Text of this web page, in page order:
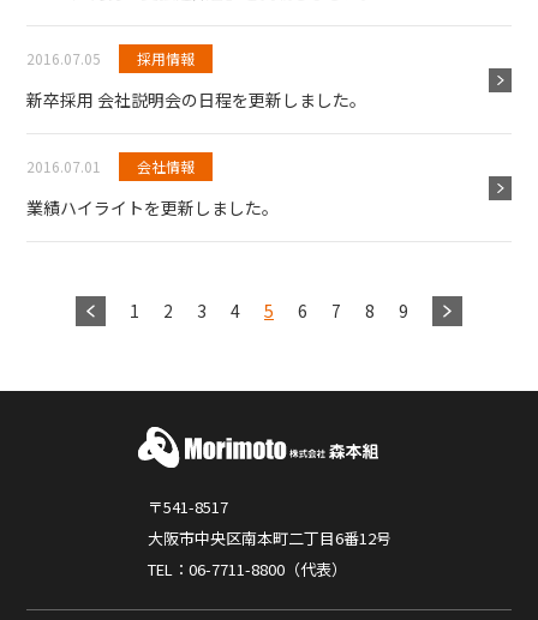
2016.07.05 採用情報
新卒採用 会社説明会の日程を更新しました。
2016.07.01 会社情報
業績ハイライトを更新しました。
1 2 3 4 5 6 7 8 9
〒541-8517
大阪市中央区南本町二丁目6番12号
TEL：06-7711-8800（代表）